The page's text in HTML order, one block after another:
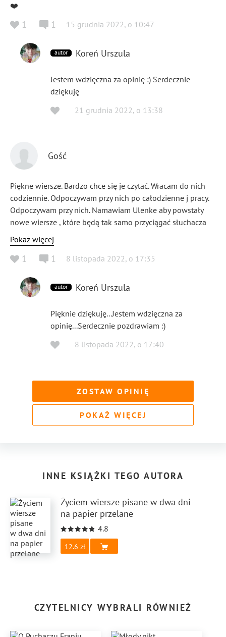
❤️
1 1 15 grudnia 2022, o 10:47
autor Koreń Urszula
Jestem wdzięczna za opinię :) Serdecznie
dziękuję
21 grudnia 2022, o 13:38
Gość
Piękne wiersze. Bardzo chce się je czytać. Wracam do nich
codziennie. Odpoczywam przy nich po całodzienne j pracy.
Odpoczywam przy nich. Namawiam Ulenke aby powstały
nowe wiersze , które będą tak samo przyciągać słuchacza
jak te. Pozdrawiam
Pokaż więcej
1 1 8 listopada 2022, o 17:35
autor Koreń Urszula
Pięknie dziękuję...Jestem wdzięczna za
opinię...Serdecznie pozdrawiam :)
8 listopada 2022, o 17:40
ZOSTAW OPINIĘ
POKAŻ WIĘCEJ
INNE KSIĄŻKI TEGO AUTORA
Życiem wiersze pisane w dwa dni
na papier przelane
4.8
12.6
CZYTELNICY WYBRALI RÓWNIEŻ